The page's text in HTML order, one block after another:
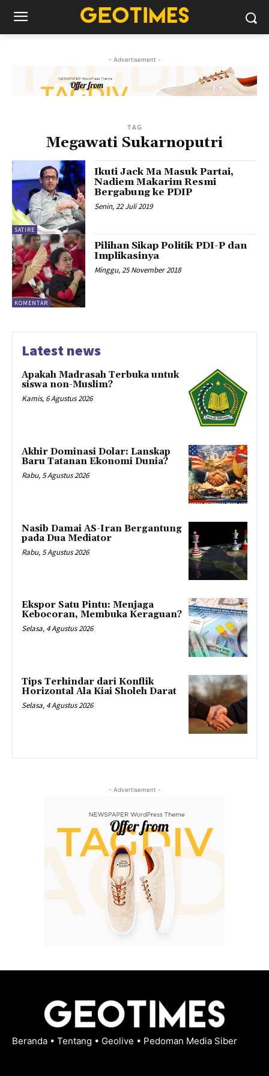
- Advertisement -
TAG
Megawati Sukarnoputri
SATIRE
Ikuti Jack Ma Masuk Partai,
Nadiem Makarim Resmi
Bergabung ke PDIP
Senin, 22 Juli 2019
KOMENTAR
Pilihan Sikap Politik PDI-P dan
Implikasinya
Minggu, 25 November 2018
Latest news
Apakah Madrasah Terbuka untuk
siswa non-Muslim?
Kamis, 6 Agustus 2026
Akhir Dominasi Dolar: Lanskap
Baru Tatanan Ekonomi Dunia?
Rabu, 5 Agustus 2026
Nasib Damai AS-Iran Bergantung
pada Dua Mediator
Rabu, 5 Agustus 2026
Ekspor Satu Pintu: Menjaga
Kebocoran, Membuka Keraguan?
Selasa, 4 Agustus 2026
Tips Terhindar dari Konflik
Horizontal Ala Kiai Sholeh Darat
Selasa, 4 Agustus 2026
- Advertisement -
Beranda • Tentang • Geolive • Pedoman Media Siber